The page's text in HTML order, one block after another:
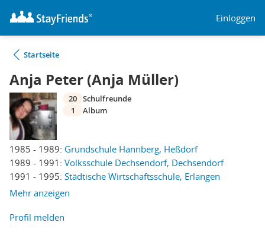
Einloggen
Startseite
Anja Peter (Anja Müller)
1985 - 1989: Grundschule Hannberg, Heßdorf
1989 - 1991: Volksschule Dechsendorf, Dechsendorf
1991 - 1995: Städtische Wirtschaftsschule, Erlangen
Mehr anzeigen
20 Schulfreunde
1
Album
Profil melden